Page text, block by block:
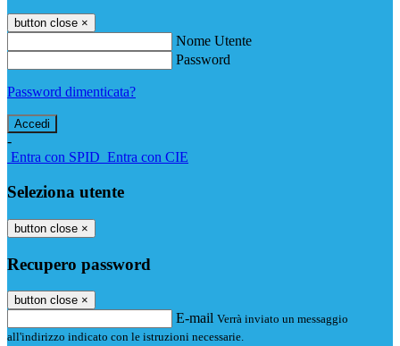
button close ×
Nome Utente
Password
Password dimenticata?
-
Entra con SPID Entra con CIE
Seleziona utente
button close ×
Recupero password
button close ×
E-mail Verrà inviato un messaggio
all'indirizzo indicato con le istruzioni necessarie.